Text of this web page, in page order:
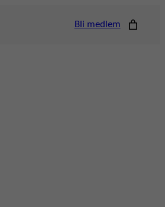
Bli medlem